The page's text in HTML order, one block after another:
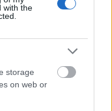
with the
storage
on web or
és jelzőlámpás
bővítik
jó hírű református